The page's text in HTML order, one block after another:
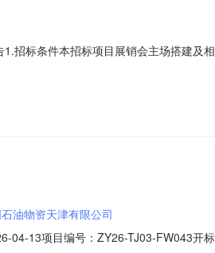
招标条件本招标项目展销会主场搭建及
览有限公司，资金来源为自筹，出资比
油物资天津有限公司
04-13项目编号：ZY26-TJ03-FW043开